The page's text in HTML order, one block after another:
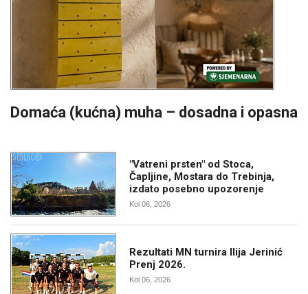
Domaća (kućna) muha – dosadna i opasna
"Vatreni prsten" od Stoca,
Čapljine, Mostara do Trebinja,
izdato posebno upozorenje
Kol 06, 2026
Rezultati MN turnira Ilija Jerinić
Prenj 2026.
Kol 06, 2026